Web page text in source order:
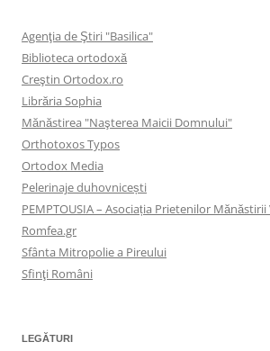
Agenţia de Ştiri "Basilica"
Biblioteca ortodoxă
Creştin Ortodox.ro
Librăria Sophia
Mănăstirea "Naşterea Maicii Domnului"
Orthotoxos Typos
Ortodox Media
Pelerinaje duhovnicești
PEMPTOUSIA – Asociația Prietenilor
Romfea.gr
Sfânta Mitropolie a Pireului
Sfinţi Români
LEGĂTURI